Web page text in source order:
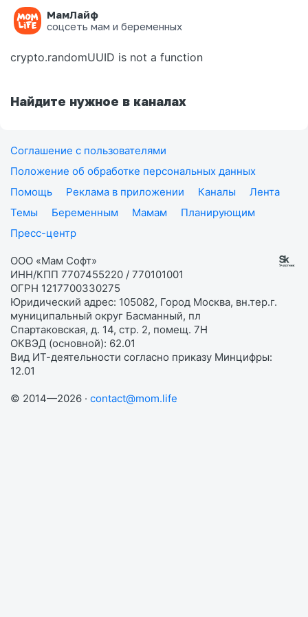
МамЛайф
соцсеть мам и беременных
Ошибка на странице
crypto.randomUUID is not a function
Найдите нужное в каналах
Соглашение с пользователями
Положение об обработке персональных данных
Помощь
Реклама в приложении Каналы
Лента
Темы
Беременным Мамам
Планирующим
Пресс-центр
ООО «Мам Софт»
ИНН/КПП 7707455220 / 770101001
ОГРН 1217700330275
Юридический адрес: 105082, Город Москва, вн.тер.г.
муниципальный округ Басманный, пл
Спартаковская, д. 14, стр. 2, помещ. 7Н
ОКВЭД (основной): 62.01
Вид ИТ-деятельности согласно приказу Минцифры:
12.01
© 2014—2026 · contact@mom.life